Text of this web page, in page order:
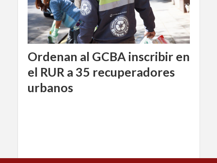
Ordenan al GCBA inscribir en
el RUR a 35 recuperadores
urbanos